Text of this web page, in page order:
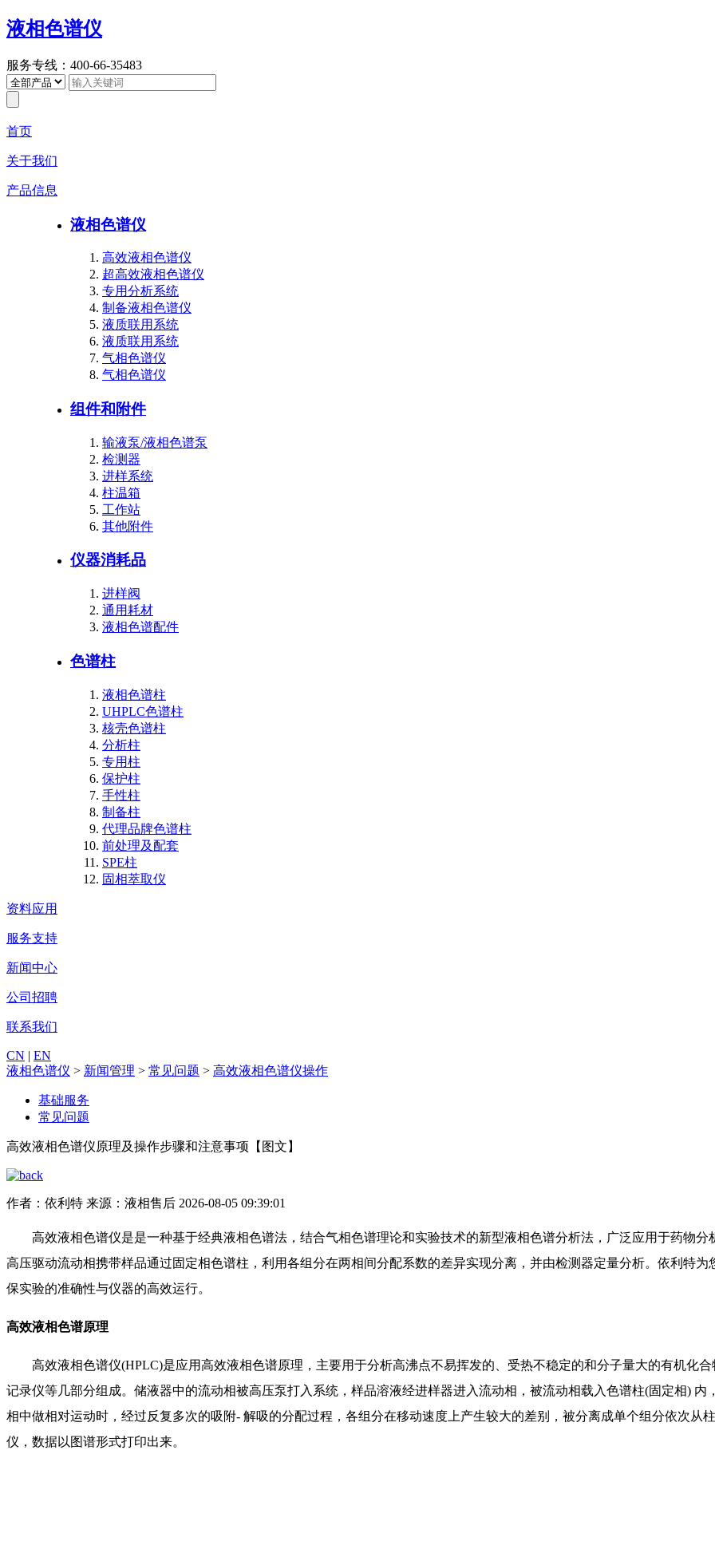
液相色谱仪
服务专线：400-66-35483
首页
关于我们
产品信息
液相色谱仪
高效液相色谱仪
超高效液相色谱仪
专用分析系统
制备液相色谱仪
液质联用系统
液质联用系统
气相色谱仪
气相色谱仪
组件和附件
输液泵/液相色谱泵
检测器
进样系统
柱温箱
工作站
其他附件
仪器消耗品
进样阀
通用耗材
液相色谱配件
色谱柱
液相色谱柱
UHPLC色谱柱
核壳色谱柱
分析柱
专用柱
保护柱
手性柱
制备柱
代理品牌色谱柱
前处理及配套
SPE柱
固相萃取仪
资料应用
服务支持
新闻中心
公司招聘
联系我们
CN | EN
液相色谱仪 > 新闻管理 > 常见问题 > 高效液相色谱仪操作
基础服务
常见问题
高效液相色谱仪原理及操作步骤和注意事项【图文】
作者：依利特 来源：液相售后 2026-08-05 09:39:01
高效液相色谱仪是是一种基于经典液相色谱法，结合气相色谱理论和实验技术的新型液相色谱分析法，广泛应用于药物
高压驱动流动相携带样品通过固定相色谱柱，利用各组分在两相间分配系数的差异实现分离，并由检测器定量分析。依利特
保实验的准确性与仪器的高效运行。
高效液相色谱原理
高效液相色谱仪(HPLC)是应用高效液相色谱原理，主要用于分析高沸点不易挥发的、受热不稳定的和分子量大的有机化
记录仪等几部分组成。储液器中的流动相被高压泵打入系统，样品溶液经进样器进入流动相，被流动相载入色谱柱(固定相)
相中做相对运动时，经过反复多次的吸附- 解吸的分配过程，各组分在移动速度上产生较大的差别，被分离成单个组分依次从
仪，数据以图谱形式打印出来。